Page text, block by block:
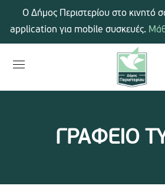
ΓΡΑΦΕΙΟ
Ο Δήμος Περιστερίου στο κινητό
application για mobile συσκευές.